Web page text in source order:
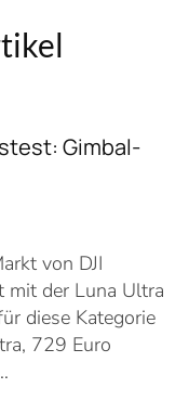
Gimbal-
von DJI
mit der Luna Ultra
diese Kategorie
729 Euro